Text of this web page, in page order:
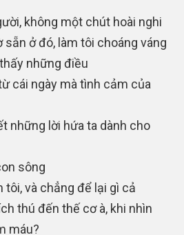
không một chút hoài nghi
sẵn ở đó, làm tôi choáng váng
những điều
cái ngày mà tình cảm của
những lời hứa ta dành cho
sông
và chẳng để lại gì cả
thú đến thế cơ à, khi nhìn
máu?